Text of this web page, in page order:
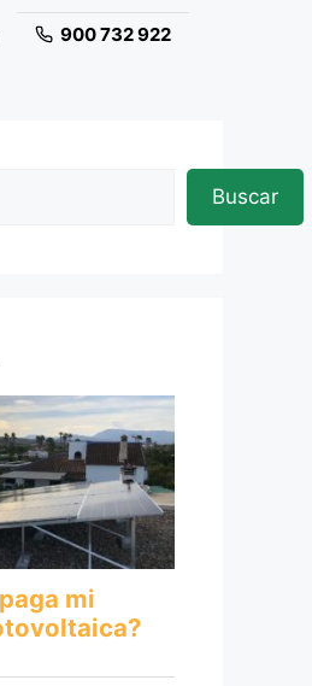
900 732 922
Buscar